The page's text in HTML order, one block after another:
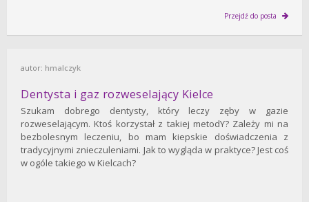
Przejdź do posta
autor: hmalczyk
Dentysta i gaz rozweselający Kielce
Szukam dobrego dentysty, który leczy zęby w gazie
rozweselającym. Ktoś korzystał z takiej metodY? Zależy mi na
bezbolesnym leczeniu, bo mam kiepskie doświadczenia z
tradycyjnymi znieczuleniami. Jak to wygląda w praktyce? Jest coś
w ogóle takiego w Kielcach?